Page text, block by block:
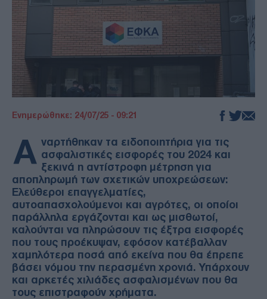
Ενημερώθηκε: 24/07/25 - 09:21
Α ναρτήθηκαν τα ειδοποιητήρια για τις
ασφαλιστικές εισφορές του 2024 και
ξεκινά η αντίστροφη μέτρηση για
αποπληρωμή των σχετικών υποχρεώσεων:
Ελεύθεροι επαγγελματίες,
αυτοαπασχολούμενοι και αγρότες, οι οποίοι
παράλληλα εργάζονται και ως μισθωτοί,
καλούνται να πληρώσουν τις έξτρα εισφορές
που τους προέκυψαν, εφόσον κατέβαλλαν
χαμηλότερα ποσά από εκείνα που θα έπρεπε
βάσει νόμου την περασμένη χρονιά. Υπάρχουν
και αρκετές χιλιάδες ασφαλισμένων που θα
τους επιστραφούν χρήματα.